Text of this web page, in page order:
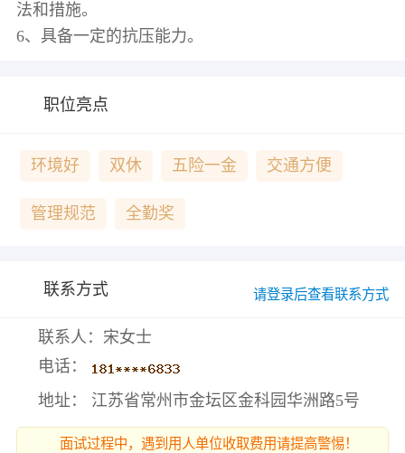
法和措施。
职位亮点
环境好 双休 五险一金 交通方便
管理规范 全勤奖
联系方式 请登录后查看联系方式
联系人：宋女士
电话：
地址： 江苏省常州市金坛区金科园华洲路5号
面试过程中，遇到用人单位收取费用请提高警惕！